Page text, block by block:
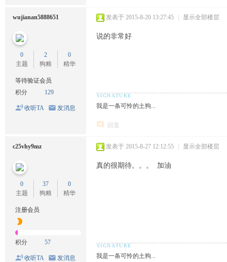
wujianan5888651
0
主题
2
狗粮
0
精华
等待验证会员
积分
129
收听TA 发消息
发表于 2015-8-20 13:27:45 | 显示全部楼层
说的非常好
我是一条可怜的土狗...
回复
c25vhy9mz
0
主题
37
狗粮
0
精华
注册会员
积分 57
收听TA 发消息
发表于 2015-8-27 12:12:55 | 显示全部楼层
真的很期待。。。 加油
我是一条可怜的土狗...